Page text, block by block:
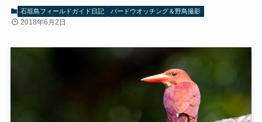
石垣島フィールドガイド日記 バードウオッチング＆野鳥撮影
2018年6月2日